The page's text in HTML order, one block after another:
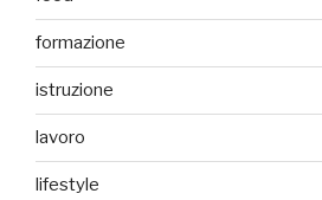
formazione
istruzione
lavoro
lifestyle